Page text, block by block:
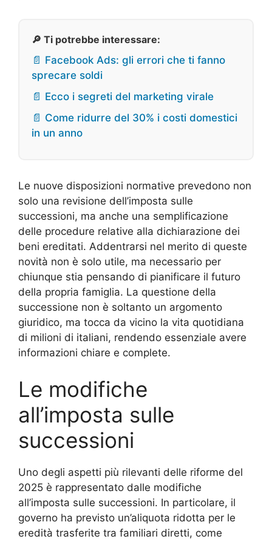
🔎 Ti potrebbe interessare:
📄 Facebook Ads: gli errori che ti fanno
sprecare soldi
📄 Ecco i segreti del marketing virale
📄 Come ridurre del 30% i costi domestici
in un anno
Le nuove disposizioni normative prevedono non
solo una revisione dell’imposta sulle
successioni, ma anche una semplificazione
delle procedure relative alla dichiarazione dei
beni ereditati. Addentrarsi nel merito di queste
novità non è solo utile, ma necessario per
chiunque stia pensando di pianificare il futuro
della propria famiglia. La questione della
successione non è soltanto un argomento
giuridico, ma tocca da vicino la vita quotidiana
di milioni di italiani, rendendo essenziale avere
informazioni chiare e complete.
Le modifiche
all’imposta sulle
successioni
Uno degli aspetti più rilevanti delle riforme del
2025 è rappresentato dalle modifiche
all’imposta sulle successioni. In particolare, il
governo ha previsto un’aliquota ridotta per le
eredità trasferite tra familiari diretti, come